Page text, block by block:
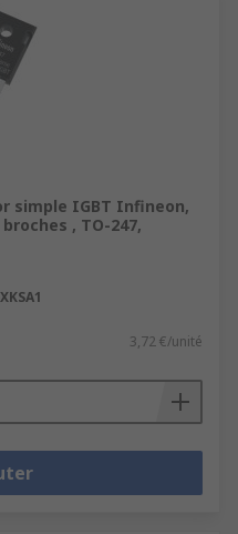
simple IGBT Infineon,
, TO-247,
3,72 €/unité